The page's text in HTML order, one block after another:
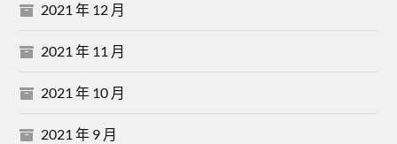
2021 年 12 月
2021 年 11 月
2021 年 10 月
2021 年 9 月